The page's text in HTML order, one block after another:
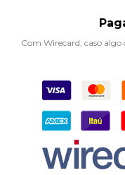
Com Wirecard, caso algo